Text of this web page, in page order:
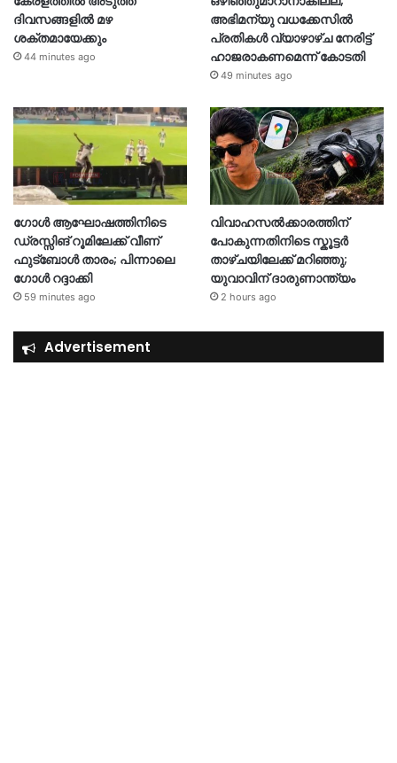
ദിവസങ്ങളിൽ മഴ
ശക്തമായേക്കും
44 minutes ago
അഭിമന്യു വധക്കേസിൽ
പ്രതികൾ വ്യാഴാഴ്ച നേരിട്ട്
ഹാജരാകണമെന്ന് കോടതി
49 minutes ago
ഗോൾ ആഘോഷത്തിനിടെ
ഡ്രസ്സിങ് റൂമിലേക്ക് വീണ്
ഫുട്ബോൾ താരം; പിന്നാലെ
ഗോൾ റദ്ദാക്കി
59 minutes ago
വിവാഹസൽക്കാരത്തിന്
പോകുന്നതിനിടെ സ്കൂട്ടർ
താഴ്ചയിലേക്ക് മറിഞ്ഞു;
യുവാവിന് ദാരുണാന്ത്യം
2 hours ago
Advertisement